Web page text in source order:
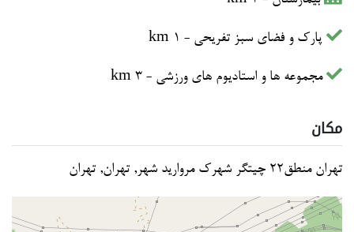
پارک و فضای سبز تفریحی - 1 km
مجموعه ها و استادیوم های ورزشی - 3 km
مکان
تهران منطق22 چیتگر شهرک مروارید شهر, تهران, تهران